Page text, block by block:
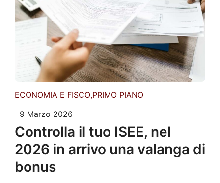
ECONOMIA E FISCO,PRIMO PIANO
9 Marzo 2026
Controlla il tuo ISEE, nel
2026 in arrivo una valanga di
bonus